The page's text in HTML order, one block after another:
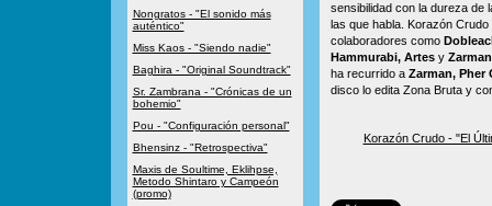
Nongratos - "El sonido más
auténtico"
Miss Kaos - "Siendo nadie"
Baghira - "Original Soundtrack"
Sr. Zambrana - "Crónicas de un
bohemio"
Pou - "Configuración personal"
Bhensinz - "Retrospectiva"
Maxis de Soultime, Eklihpse,
Metodo Shintaro y Campeón
(promo)
sensibilidad con la dureza de
las que habla. Korazón
colaboradores como
Hammurabi, Artesy Zarman
ha recurrido a Zarman, Pher
disco lo edita Zona Bruta y
Korazón Crudo - "El